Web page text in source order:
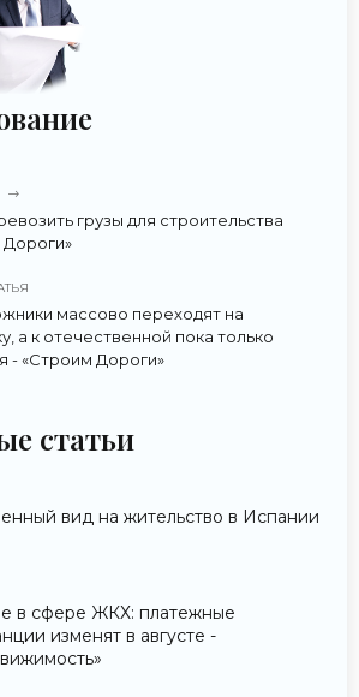
грузы для строительства
Дороги»
массово переходят на
а к отечественной пока только
- «Строим Дороги»
статьи
вид на жительство в Испании
в сфере ЖКХ: платежные
изменят в августе -